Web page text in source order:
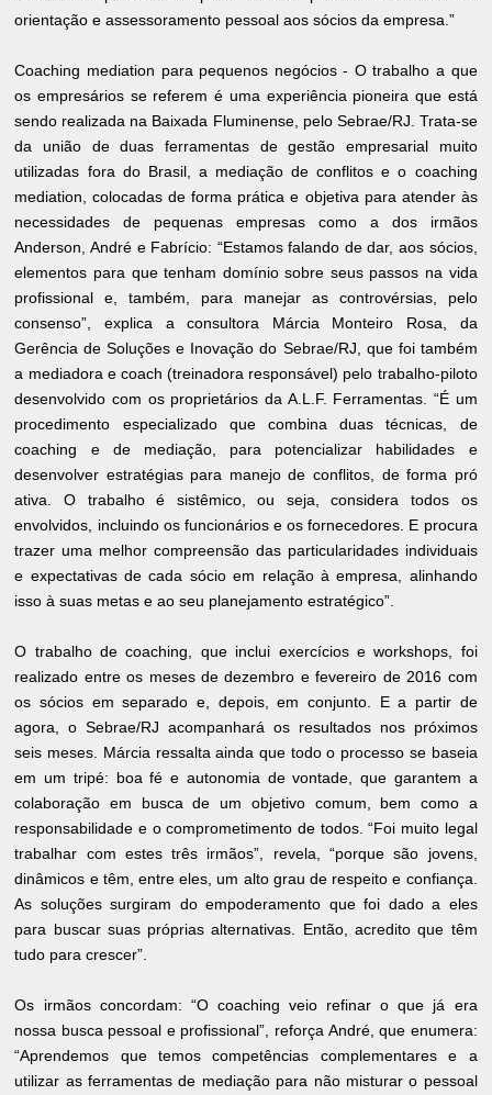
orientação e assessoramento pessoal aos sócios da empresa.”
Coaching mediation para pequenos negócios - O trabalho a que
os empresários se referem é uma experiência pioneira que está
sendo realizada na Baixada Fluminense, pelo Sebrae/RJ. Trata-se
da união de duas ferramentas de gestão empresarial muito
utilizadas fora do Brasil, a mediação de conflitos e o coaching
mediation, colocadas de forma prática e objetiva para atender às
necessidades de pequenas empresas como a dos irmãos
Anderson, André e Fabrício: “Estamos falando de dar, aos sócios,
elementos para que tenham domínio sobre seus passos na vida
profissional e, também, para manejar as controvérsias, pelo
consenso”, explica a consultora Márcia Monteiro Rosa, da
Gerência de Soluções e Inovação do Sebrae/RJ, que foi também
a mediadora e coach (treinadora responsável) pelo trabalho-piloto
desenvolvido com os proprietários da A.L.F. Ferramentas. “É um
procedimento especializado que combina duas técnicas, de
coaching e de mediação, para potencializar habilidades e
desenvolver estratégias para manejo de conflitos, de forma pró
ativa. O trabalho é sistêmico, ou seja, considera todos os
envolvidos, incluindo os funcionários e os fornecedores. E procura
trazer uma melhor compreensão das particularidades individuais
e expectativas de cada sócio em relação à empresa, alinhando
isso à suas metas e ao seu planejamento estratégico”.
O trabalho de coaching, que inclui exercícios e workshops, foi
realizado entre os meses de dezembro e fevereiro de 2016 com
os sócios em separado e, depois, em conjunto. E a partir de
agora, o Sebrae/RJ acompanhará os resultados nos próximos
seis meses. Márcia ressalta ainda que todo o processo se baseia
em um tripé: boa fé e autonomia de vontade, que garantem a
colaboração em busca de um objetivo comum, bem como a
responsabilidade e o comprometimento de todos. “Foi muito legal
trabalhar com estes três irmãos”, revela, “porque são jovens,
dinâmicos e têm, entre eles, um alto grau de respeito e confiança.
As soluções surgiram do empoderamento que foi dado a eles
para buscar suas próprias alternativas. Então, acredito que têm
tudo para crescer”.
Os irmãos concordam: “O coaching veio refinar o que já era
nossa busca pessoal e profissional”, reforça André, que enumera:
“Aprendemos que temos competências complementares e a
utilizar as ferramentas de mediação para não misturar o pessoal